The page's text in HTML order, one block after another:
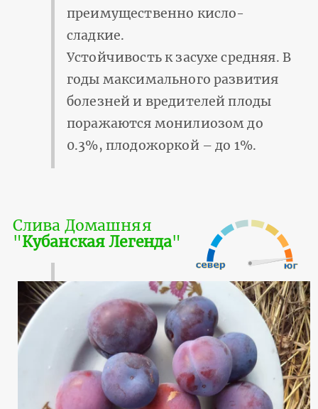
преимущественно кисло-
сладкие.
Устойчивость к засухе средняя. В
годы максимального развития
болезней и вредителей плоды
поражаются монилиозом до
0.3%, плодожоркой – до 1%.
Слива Домашняя
"Кубанская Легенда"